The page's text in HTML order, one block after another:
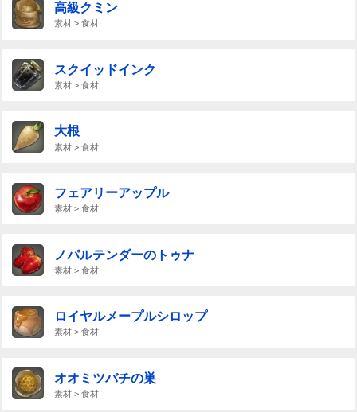
高級クミン
素材 > 食材
スクイッドインク
素材 > 食材
大根
素材 > 食材
フェアリーアップル
素材 > 食材
ノパルテンダーのトゥナ
素材 > 食材
ロイヤルメープルシロップ
素材 > 食材
オオミツバチの巣
素材 > 食材